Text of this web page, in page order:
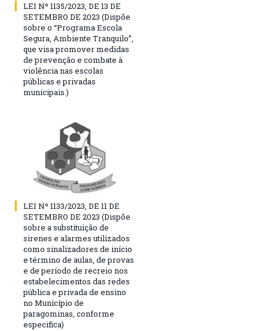
LEI Nº 1135/2023, DE 13 DE
SETEMBRO DE 2023 (Dispõe
sobre o “Programa Escola
Segura, Ambiente Tranquilo”,
que visa promover medidas
de prevenção e combate à
violência nas escolas
públicas e privadas
municipais.)
LEI Nº 1133/2023, DE 11 DE
SETEMBRO DE 2023 (Dispõe
sobre a substituição de
sirenes e alarmes utilizados
como sinalizadores de início
e término de aulas, de provas
e de período de recreio nos
estabelecimentos das redes
pública e privada de ensino
no Município de
paragominas, conforme
especifica)